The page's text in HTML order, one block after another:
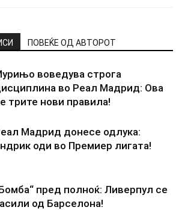
ПОВЕЌЕ ОД АВТОРОТ
воведува строга
во Реал Мадрид: Ова
трите нови правила!
Мадрид донесе одлука:
оди во Премиер лигата!
пред полноќ: Ливерпул се
од Барселона!